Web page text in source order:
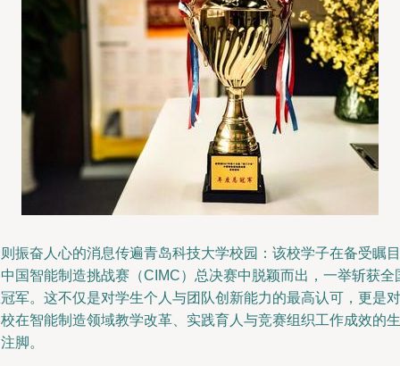
振奋人心的消息传遍青岛科技大学校园：该校学子在备受瞩目
国智能制造挑战赛（CIMC）总决赛中脱颖而出，一举斩获全
军。这不仅是对学生个人与团队创新能力的最高认可，更是对
在智能制造领域教学改革、实践育人与竞赛组织工作成效的生
脚。